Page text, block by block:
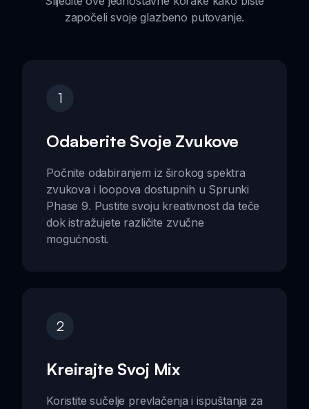
započeli svoje glazbeno putovanje.
1
Odaberite Svoje Zvukove
Počnite odabiranjem iz širokog spektra
zvukova i loopova dostupnih u Sprunki
Phase 9. Pustite svoju kreativnost da teče
dok istražujete različite zvučne
mogućnosti.
2
Kreirajte Svoj Mix
Koristite sučelje prevlačenja i ispuštanja za